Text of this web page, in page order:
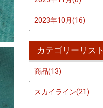
2023年10月(16)
カテゴリーリスト
商品(13)
スカイライン(21)